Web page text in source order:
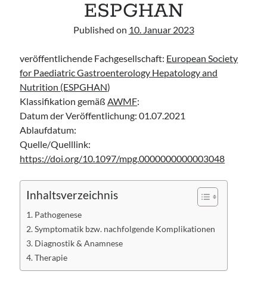
ESPGHAN
Published on 10. Januar 2023
veröffentlichende Fachgesellschaft: European Society
for Paediatric Gastroenterology Hepatology and
Nutrition (ESPGHAN)
Klassifikation gemäßAWMF:
Datum der Veröffentlichung: 01.07.2021
Ablaufdatum:
Quelle/Quelllink:
https://doi.org/10.1097/mpg.0000000000003048
Inhaltsverzeichnis
Pathogenese
Symptomatik bzw. nachfolgende Komplikationen
Diagnostik & Anamnese
Therapie